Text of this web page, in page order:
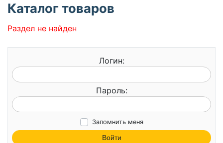
Каталог товаров
Раздел не найден
Логин:
Пароль:
Запомнить меня
Войти